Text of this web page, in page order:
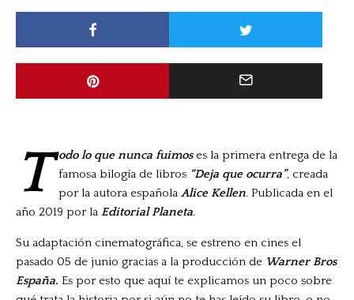
T odo lo que nunca fuimos es la primera entrega de la
famosa bilogía de libros “Deja que ocurra”, creada
por la autora española Alice Kellen. Publicada en el
año 2019 por la Editorial Planeta.
Su adaptación cinematográfica, se estreno en cines el
pasado 05 de junio gracias a la producción de Warner Bros
España. Es por esto que aquí te explicamos un poco sobre